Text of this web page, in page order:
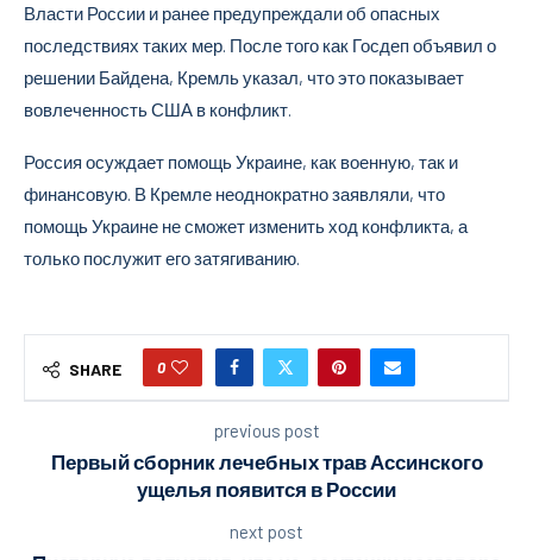
Власти России и ранее предупреждали об опасных
последствиях таких мер. После того как Госдеп объявил о
решении Байдена, Кремль указал, что это показывает
вовлеченность США в конфликт.
Россия осуждает помощь Украине, как военную, так и
финансовую. В Кремле неоднократно заявляли, что
помощь Украине не сможет изменить ход конфликта, а
только послужит его затягиванию.
SHARE 0
previous post
Первый сборник лечебных трав Ассинского
ущелья появится в России
next post